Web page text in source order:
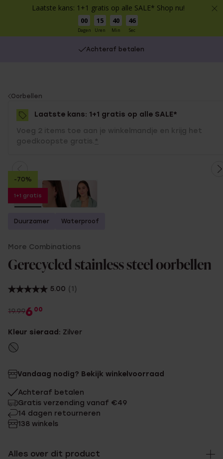
Laatste kans: 1+1 gratis op alle SALE* Shop nu!
00
Dagen
15
Uren
40
Min
46
Sec
Achteraf betalen
You
are
here:
Oorbellen
Laatste kans: 1+1 gratis op alle SALE*
Voeg 2 items toe aan je winkelmandje en krijg het
goedkoopste gratis. *
-70%
1+1 gratis
Duurzamer Waterproof
More Combinations
Gerecycled stainless steel oorbellen
5.00 (1)
19.996 00
Kleur sieraad: Zilver
Vandaag nodig? Bekijk winkelvoorraad
Achteraf betalen
Gratis verzending vanaf €49
14 dagen retourneren
138 winkels
Alles over dit product